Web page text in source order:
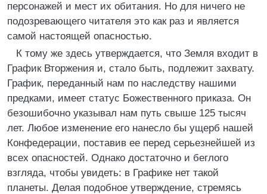
персонажей и мест их обитания. Но для ничего не
подозревающего читателя это как раз и является
самой настоящей опасностью.
К тому же здесь утверждается, что Земля входит в
График Вторжения и, стало быть, подлежит захвату.
График, переданный нам по наследству нашими
предками, имеет статус Божественного приказа. Он
безошибочно указывал нам путь свыше 125 тысяч
лет. Любое изменение его нанесло бы ущерб нашей
Конфедерации, поставив ее перед серьезнейшей из
всех опасностей. Однако достаточно и беглого
взгляда, чтобы увидеть: в Графике нет такой
планеты. Делая подобное утверждение, стремясь